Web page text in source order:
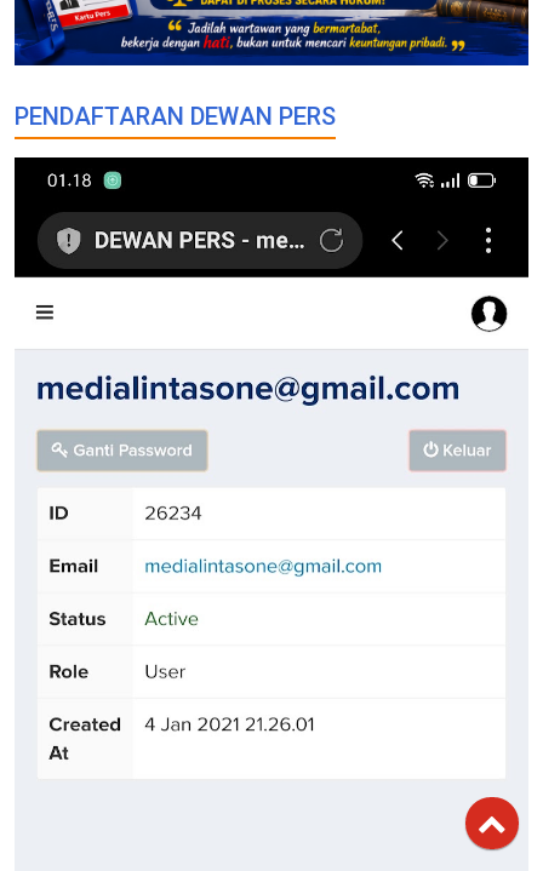
PENDAFTARAN DEWAN PERS